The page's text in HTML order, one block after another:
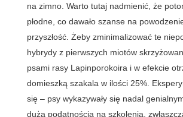
na zimno. Warto tutaj nadmienić, że
płodne, co dawało szanse na
przyszłość. Żeby zminimalizować te
hybrydy z pierwszych miotów
psami rasy Lapinporokoira i w efekcie
domieszką szakala w ilości 25%.
się – psy wykazywały się nadal
dużą podatnością na szkolenia,